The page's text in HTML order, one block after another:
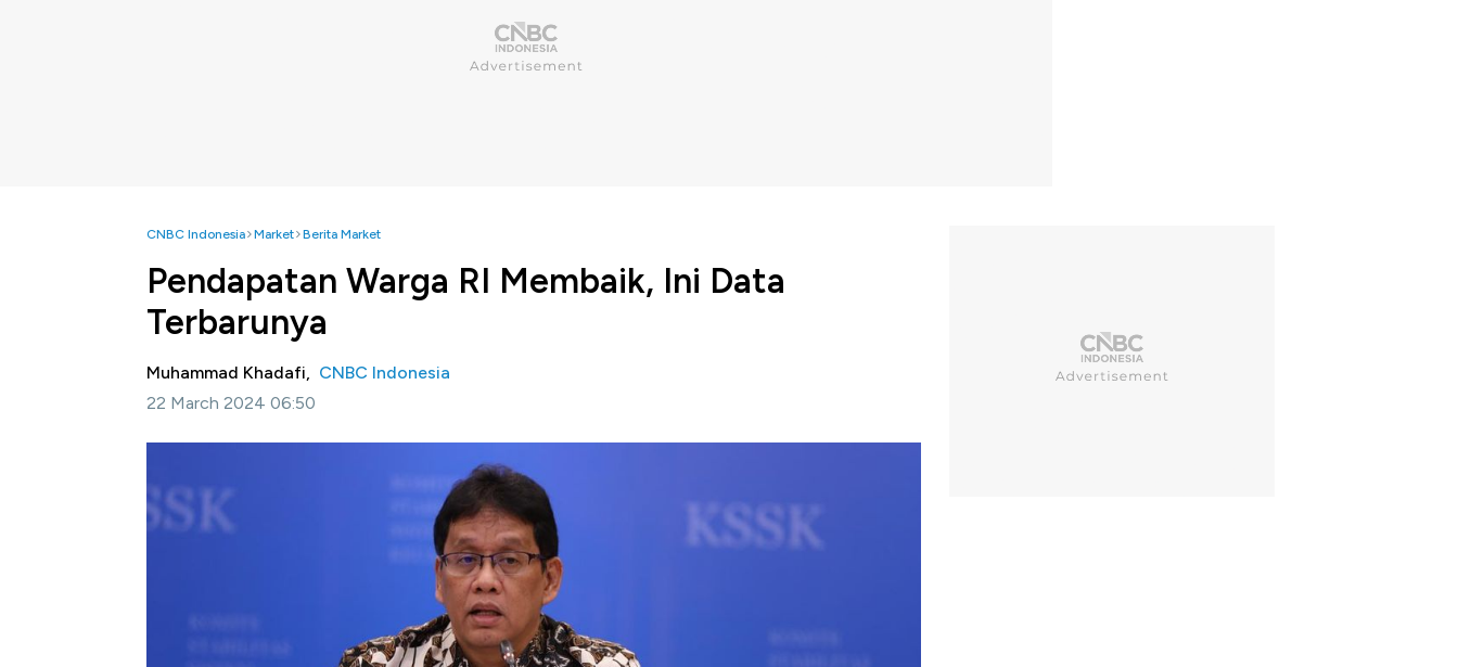
CNBC Indonesia Market Berita Market
Pendapatan Warga RI Membaik, Ini Data
Terbarunya
Muhammad Khadafi, CNBC Indonesia
22 March 2024 06:50